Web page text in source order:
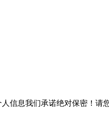
信息我们承诺绝对保密！请